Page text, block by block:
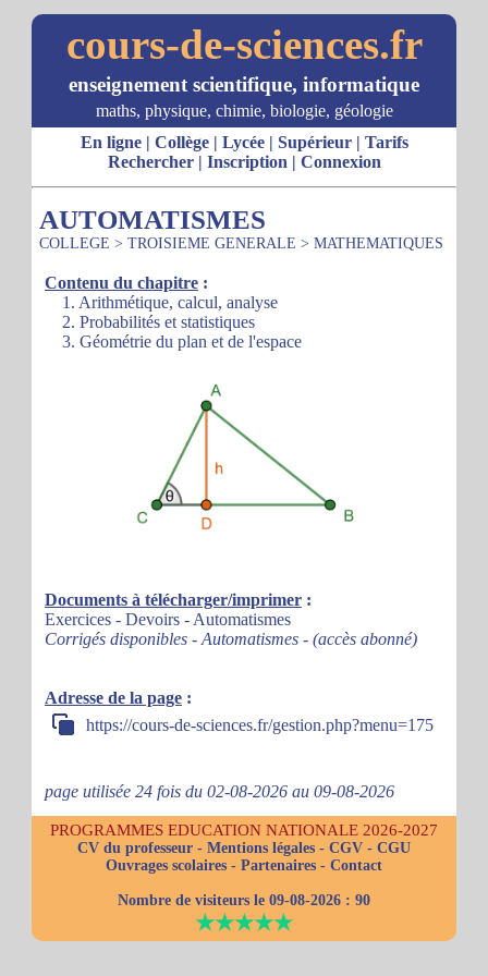
cours-de-sciences.fr
enseignement scientifique, informatique
maths, physique, chimie, biologie, géologie
En ligne| Collège| Lycée| Supérieur| Tarifs
Rechercher| Inscription | Connexion
AUTOMATISMES
COLLEGE > TROISIEME GENERALE > MATHEMATIQUES
Contenu du chapitre :
1. Arithmétique, calcul, analyse
2. Probabilités et statistiques
3. Géométrie du plan et de l'espace
Documents à télécharger/imprimer :
Exercices - Devoirs - Automatismes
Corrigés disponibles - Automatismes - (accès abonné)
Adresse de la page :
https://cours-de-sciences.fr/gestion.php?menu=175
page utilisée 24 fois du 02-08-2026 au 09-08-2026
PROGRAMMES EDUCATION NATIONALE 2026-2027
CV du professeur - Mentions légales - CGV - CGU
Ouvrages scolaires - Partenaires - Contact
Nombre de visiteurs le 09-08-2026 : 90
★★★★★